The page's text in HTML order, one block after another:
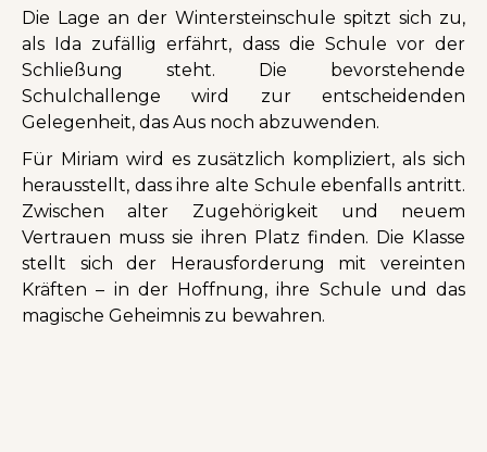
Die Lage an der Wintersteinschule spitzt sich zu,
als Ida zufällig erfährt, dass die Schule vor der
Schließung steht. Die bevorstehende
Schulchallenge wird zur entscheidenden
Gelegenheit, das Aus noch abzuwenden.
Für Miriam wird es zusätzlich kompliziert, als sich
herausstellt, dass ihre alte Schule ebenfalls antritt.
Zwischen alter Zugehörigkeit und neuem
Vertrauen muss sie ihren Platz finden. Die Klasse
stellt sich der Herausforderung mit vereinten
Kräften – in der Hoffnung, ihre Schule und das
magische Geheimnis zu bewahren.